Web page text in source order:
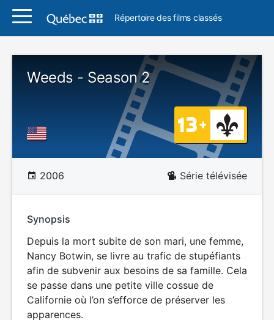
Répertoire des films classés
Weeds - Season 2
2006 Série télévisée
Synopsis
Depuis la mort subite de son mari, une femme,
Nancy Botwin, se livre au trafic de stupéfiants
afin de subvenir aux besoins de sa famille. Cela
se passe dans une petite ville cossue de
Californie où l’on s’efforce de préserver les
apparences.